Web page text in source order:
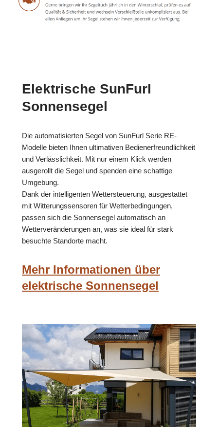
Elektrische SunFurl
Sonnensegel
Die automatisierten Segel von SunFurl Serie RE-
Modelle bieten Ihnen ultimativen Bedienerfreundlichkeit
und Verlässlichkeit. Mit nur einem Klick werden
ausgerollt die Segel und spenden eine schattige
Umgebung.
Dank der intelligenten Wettersteuerung, ausgestattet
mit Witterungssensoren für Wetterbedingungen,
passen sich die Sonnensegel automatisch an
Wetterveränderungen an, was sie ideal für stark
besuchte Standorte macht.
Mehr Informationen über
elektrische Sonnensegel